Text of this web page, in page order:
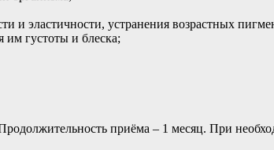
и эластичности, устранения возрастных
им густоты и блеска;
приёма – 1 месяц. При